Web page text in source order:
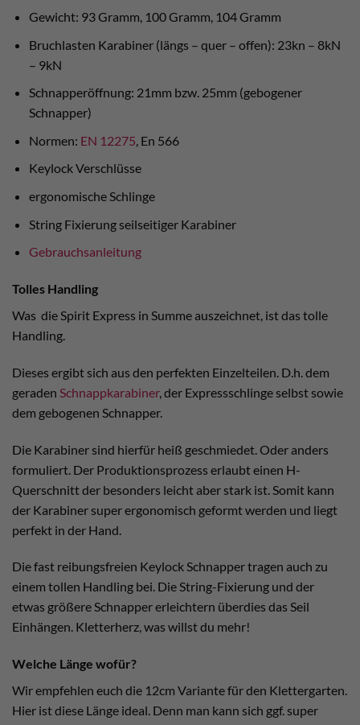
Gewicht: 93 Gramm, 100 Gramm, 104 Gramm
Bruchlasten Karabiner (längs – quer – offen): 23kn – 8kN
– 9kN
Schnapperöffnung: 21mm bzw. 25mm (gebogener
Schnapper)
Normen: EN 12275, En 566
Keylock Verschlüsse
ergonomische Schlinge
String Fixierung seilseitiger Karabiner
Gebrauchsanleitung
Tolles Handling
Was die Spirit Express in Summe auszeichnet, ist das tolle
Handling.
Dieses ergibt sich aus den perfekten Einzelteilen. D.h. dem
geraden Schnappkarabiner, der Expressschlinge selbst sowie
dem gebogenen Schnapper.
Die Karabiner sind hierfür heiß geschmiedet. Oder anders
formuliert. Der Produktionsprozess erlaubt einen H-
Querschnitt der besonders leicht aber stark ist. Somit kann
der Karabiner super ergonomisch geformt werden und liegt
perfekt in der Hand.
Die fast reibungsfreien Keylock Schnapper tragen auch zu
einem tollen Handling bei. Die String-Fixierung und der
etwas größere Schnapper erleichtern überdies das Seil
Einhängen. Kletterherz, was willst du mehr!
Welche Länge wofür?
Wir empfehlen euch die 12cm Variante für den Klettergarten.
Hier ist diese Länge ideal. Denn man kann sich ggf. super